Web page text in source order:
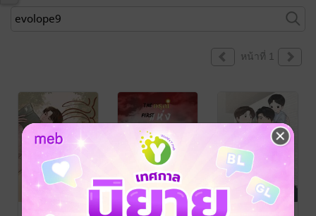
หน้าที่ 1
หมุนรอบตัวธีร์
The first light
พี่เลี้ยงคนโปรด